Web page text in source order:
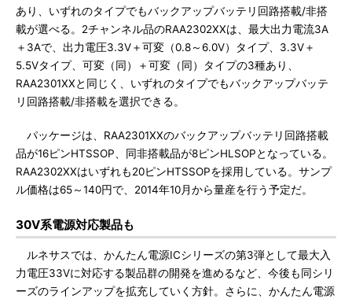
あり、いずれのタイプでもバックアップバッテリ回路搭載/非搭
載が選べる。2チャンネル品のRAA2302XXは、最大出力電流3A
＋3Aで、出力電圧3.3V＋可変（0.8～6.0V）タイプ、3.3V＋
5.5Vタイプ、可変（同）＋可変（同）タイプの3種あり、
RAA2301XXと同じく、いずれのタイプでもバックアップバッテ
リ回路搭載/非搭載を選択できる。
パッケージは、RAA2301XXのバックアップバッテリ回路搭載
品が16ピンHTSSOP、同非搭載品が8ピンHLSOPとなっている。
RAA2302XXはいずれも20ピンHTSSOPを採用している。サンプ
ル価格は65～140円で、2014年10月から量産を行う予定だ。
30V系電源対応製品も
ルネサスでは、かんたん電源ICシリーズの第3弾として最大入
力電圧33Vに対応する製品群の開発を進めるなど、今後も同シリ
ーズのラインアップを拡充していく方針。さらに、かんたん電源